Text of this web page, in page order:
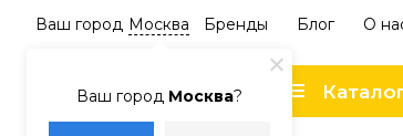
Ваш город Москва?
Ваш город Москва Бренды Блог О